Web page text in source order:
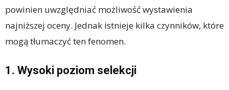
powinien uwzględniać możliwość wystawienia
najniższej oceny. Jednak istnieje kilka czynników, które
mogą tłumaczyć ten fenomen.
1. Wysoki poziom selekcji